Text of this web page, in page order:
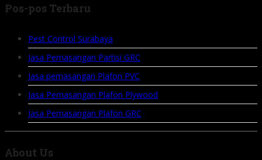
Pos-pos Terbaru
Pest Control Surabaya
Jasa Pemasangan Partisi GRC
Jasa pemasangan Plafon PVC
Jasa Pemasangan Plafon Plywood
Jasa Pemasangan Plafon GRC
About Us